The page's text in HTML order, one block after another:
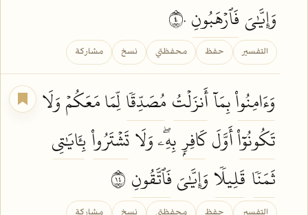
وَإِيَّٰيَ فَٱرۡهَبُونِ
التفسير حفظ محفظتي نسخ مشاركة
وَءَامِنُواْبِمَآأَنزَلۡتُ مُصَدِّقٗالِّمَا مَعَكُمۡ وَلَا
تَكُونُوٓاْأَوَّلَكَافِرِۭبِهِۦۖ وَلَاتَشۡتَرُواْبِـَٔايَٰتِي
ثَمَنٗا قَلِيلٗا وَإِيَّٰيَفَٱتَّقُونِ